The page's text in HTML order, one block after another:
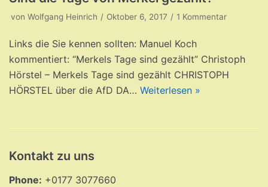
von Wolfgang Heinrich Oktober 6, 2017 1 Kommentar
Links die Sie kennen sollten: Manuel Koch
kommentiert: “Merkels Tage sind gezählt” Christoph
Hörstel – Merkels Tage sind gezählt CHRISTOPH
HÖRSTEL über die AfD DA… Weiterlesen »
Kontakt zu uns
Phone: +0177 3077660